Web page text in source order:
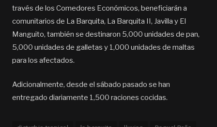
través de los Comedores Económicos, beneficiarán a
comunitarios de La Barquita, La Barquita II, Javilla y El
Manguito, también se destinaron 5,000 unidades de pan,
5,000 unidades de galletas y 1,000 unidades de maltas
para los afectados.
Adicionalmente, desde el sábado pasado se han
entregado diariamente 1,500 raciones cocidas.